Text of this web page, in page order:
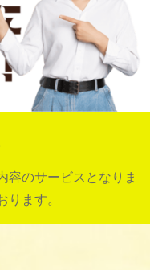
のサービスとなりま
ます。